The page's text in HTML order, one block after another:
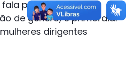
principalmente
de gênero, é primordial
dirigentes